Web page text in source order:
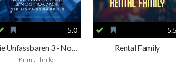
5.0
Die Unfassbaren 3 - Now You See Me
Krimi, Thriller
5.5
Rental Family